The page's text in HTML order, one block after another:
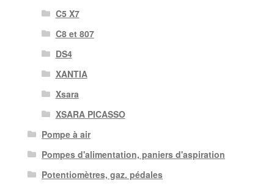
C5 X7
C8 et 807
DS4
XANTIA
Xsara
XSARA PICASSO
Pompe à air
Pompes d'alimentation, paniers d'aspiration
Potentiomètres, gaz. pédales